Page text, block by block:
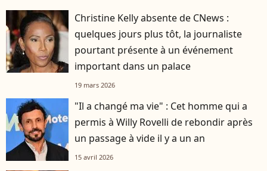
Christine Kelly absente de CNews :
quelques jours plus tôt, la journaliste
pourtant présente à un événement
important dans un palace
19 mars 2026
"Il a changé ma vie" : Cet homme qui a
permis à Willy Rovelli de rebondir après
un passage à vide il y a un an
15 avril 2026